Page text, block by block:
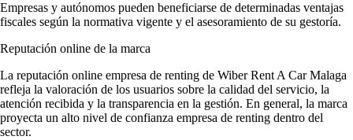
Empresas y autónomos pueden beneficiarse de determinadas ventajas
fiscales según la normativa vigente y el asesoramiento de su gestoría.
Reputación online de la marca
La reputación online empresa de renting de Wiber Rent A Car Malaga
refleja la valoración de los usuarios sobre la calidad del servicio, la
atención recibida y la transparencia en la gestión. En general, la marca
proyecta un alto nivel de confianza empresa de renting dentro del
sector.